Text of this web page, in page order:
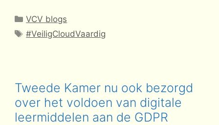
Categorieën
VCV blogs
Tags
#VeiligCloudVaardig
Tweede Kamer nu ook bezorgd
over het voldoen van digitale
leermiddelen aan de GDPR